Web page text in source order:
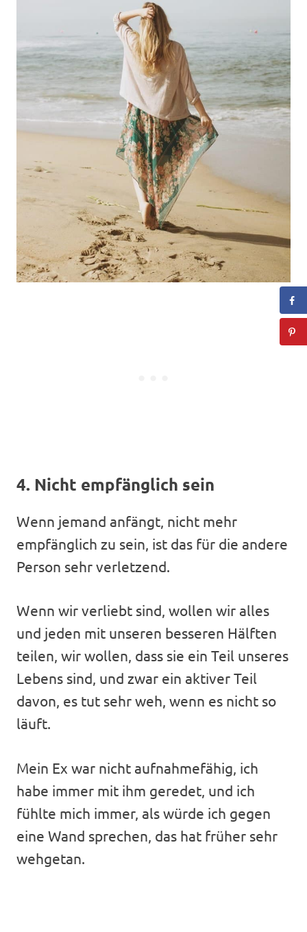
4. Nicht empfänglich sein
Wenn jemand anfängt, nicht mehr
empfänglich zu sein, ist das für die andere
Person sehr verletzend.
Wenn wir verliebt sind, wollen wir alles
und jeden mit unseren besseren Hälften
teilen, wir wollen, dass sie ein Teil unseres
Lebens sind, und zwar ein aktiver Teil
davon, es tut sehr weh, wenn es nicht so
läuft.
Mein Ex war nicht aufnahmefähig, ich
habe immer mit ihm geredet, und ich
fühlte mich immer, als würde ich gegen
eine Wand sprechen, das hat früher sehr
wehgetan.